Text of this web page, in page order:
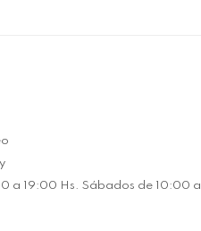
a 19:00 Hs. Sábados de 10:00 a